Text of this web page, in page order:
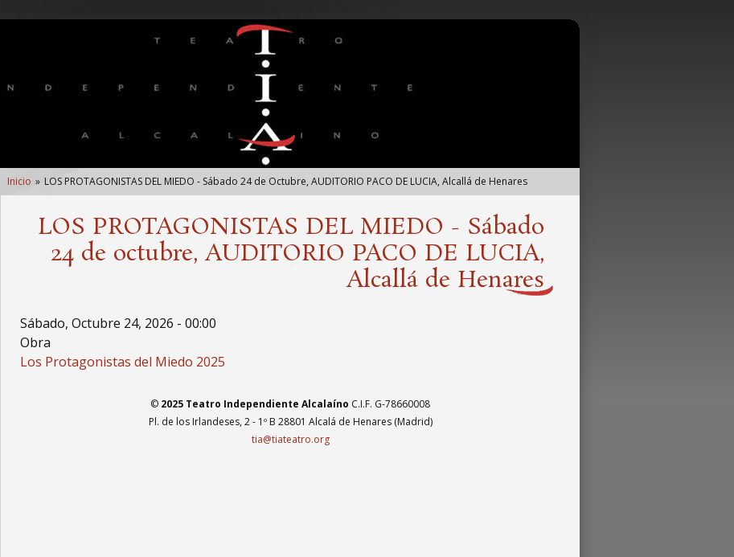
Enlaces
de
ayuda
navegación
Inicio LOS PROTAGONISTAS DEL MIEDO - Sábado 24 de Octubre, AUDITORIO PACO DE LUCIA, Alcallá de Henares
LOS PROTAGONISTAS DEL MIEDO - Sábado
24 de octubre, AUDITORIO PACO DE LUCIA,
Alcallá de Henares
Sábado, Octubre 24, 2026 - 00:00
Obra
Los Protagonistas del Miedo 2025
© 2025 Teatro Independiente Alcalaíno C.I.F. G-78660008
Pl. de los Irlandeses, 2 - 1º B 28801 Alcalá de Henares (Madrid)
tia@tiateatro.org